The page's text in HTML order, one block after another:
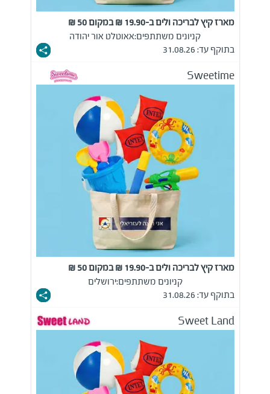
מארז קיץ לבריכה ולים ב-19.90 ₪ במקום 50 ₪
קניונים משתתפים:אאוטלט אור יהודה
בתוקף עד: 31.08.26
Sweetime
מארז קיץ לבריכה ולים ב-19.90 ₪ במקום 50 ₪
קניונים משתתפים:ירושלים
בתוקף עד: 31.08.26
Sweet Land